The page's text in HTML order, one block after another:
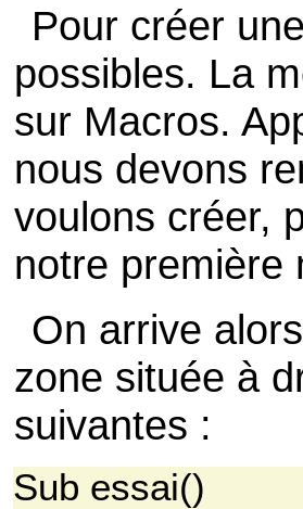
Pour créer
possibles. La
sur Macros.
nous devons
voulons créer,
notre
On arrive
zone située à
suivantes :
Sub essai()